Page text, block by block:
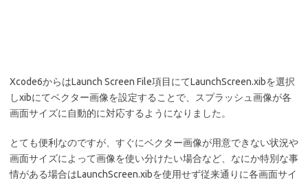
Xcode6からはLaunch Screen File項目にてLaunchScreen.xibを選択
しxibにてベクター画像を設定することで、スプラッシュ画像が各
画面サイズに自動的に対応するようになりました。
とても便利なのですが、すぐにベクター画像が用意できない状況や
画面サイズによって画像を使い分けたい場合など、なにか特別な事
情がある場合はLaunchScreen.xibを使用せず従来通りに各画面サイ